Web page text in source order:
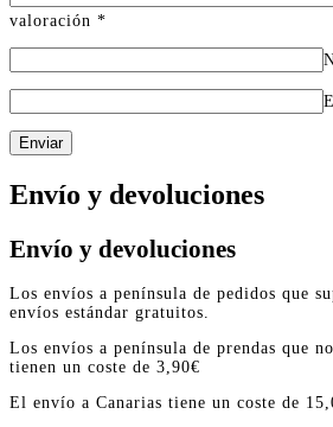
valoración *
Enviar
Envío y devoluciones
Envío y devoluciones
Los envíos a península de pedidos que
envíos estándar gratuitos.
Los envíos a península de prendas que
tienen un coste de 3,90€
El envío a Canarias tiene un coste de